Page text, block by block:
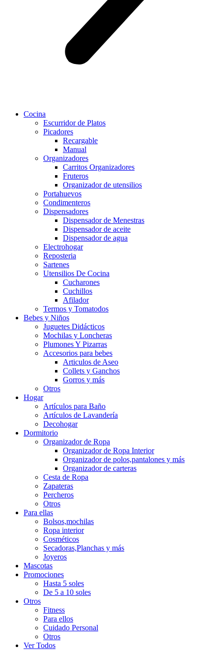
Cocina
Escurridor de Platos
Picadores
Recargable
Manual
Organizadores
Carritos Organizadores
Fruteros
Organizador de utensilios
Portahuevos
Condimenteros
Dispensadores
Dispensador de Menestras
Dispensador de aceite
Dispensador de agua
Electrohogar
Reposteria
Sartenes
Utensilios De Cocina
Cucharones
Cuchillos
Afilador
Termos y Tomatodos
Bebes y Niños
Juguetes Didácticos
Mochilas y Loncheras
Plumones Y Pizarras
Accesorios para bebes
Articulos de Aseo
Collets y Ganchos
Gorros y más
Otros
Hogar
Artículos para Baño
Artículos de Lavandería
Decohogar
Dormitorio
Organizador de Ropa
Organizador de Ropa Interior
Organizador de polos,pantalones y más
Organizador de carteras
Cesta de Ropa
Zapateras
Percheros
Otros
Para ellas
Bolsos,mochilas
Ropa interior
Cosméticos
Secadoras,Planchas y más
Joyeros
Mascotas
Promociones
Hasta 5 soles
De 5 a 10 soles
Otros
Fitness
Para ellos
Cuidado Personal
Otros
Ver Todos